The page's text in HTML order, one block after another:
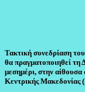
Τακτική συνεδρίαση
θα πραγματοποιηθεί τη
μεσημέρι, στην
Κεντρικής Μακεδονίας